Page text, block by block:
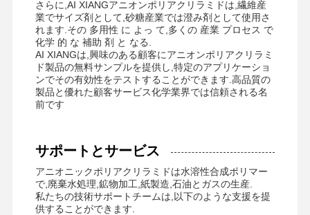
陰イオンのポリアクリルアミド
非イオンのポリアクリルアミド
複合肥 緩慢放出保護剤
カチオン性ポリアクリルアミド
高温堆積剤
硫化剤
さらに,AI XIANGアニオンポリアクリラミドは,繊維産
業でサイズ剤として,砂糖産業では澄み剤として使用さ
れます.その 多用性 に よっ て,多くの 産業 プロセス で
化学 的 な 補助 剤 と なる.
AI XIANGは,興味のある顧客にアニオンポリアクリラミ
ド製品の無料サンプルを提供し,特定のアプリケーショ
ンでその有効性をテストすることができます.高品質の
製品と優れた顧客サービス化学業界では信頼される名
前です
サポートとサービス
アニオニックポリアクリラミドは水溶性合成ポリマー
で,廃棄水処理,鉱物加工,紙製造,石油とガスの生産.
私たちの技術サポートチームは,以下のような支援を提
供することができます.